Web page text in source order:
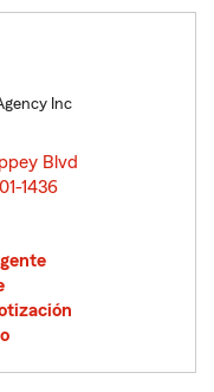
Inc
Blvd
1436